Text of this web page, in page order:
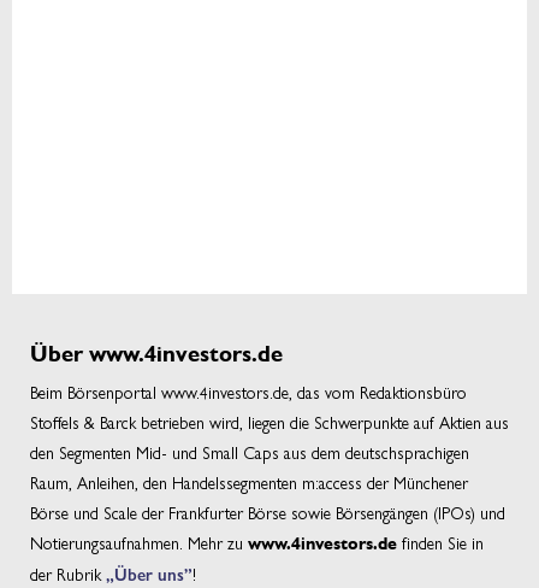
Über www.4investors.de
Beim Börsenportal www.4investors.de, das vom Redaktionsbüro
Stoffels & Barck betrieben wird, liegen die Schwerpunkte auf Aktien aus
den Segmenten Mid- und Small Caps aus dem deutschsprachigen
Raum, Anleihen, den Handelssegmenten m:access der Münchener
Börse und Scale der Frankfurter Börse sowie Börsengängen (IPOs) und
Notierungsaufnahmen. Mehr zu www.4investors.de finden Sie in
der Rubrik„Über uns”!